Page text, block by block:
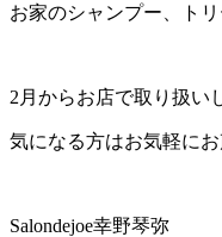
お家のシャンプー、ト
2月からお店で取り扱い
気になる方はお気軽にお
Salondejoe幸野琴弥